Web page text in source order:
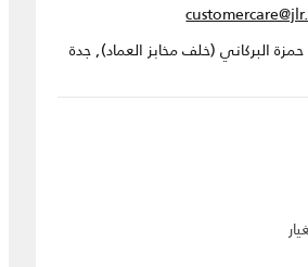
البركاني (خلف مخابز العماد), جدة